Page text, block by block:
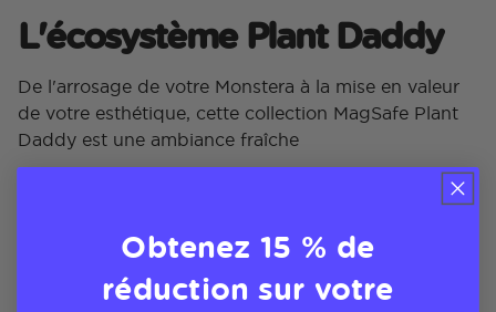
L'écosystème Plant Daddy
De l'arrosage de votre Monstera à la mise en valeur
de votre esthétique, cette collection MagSafe Plant
Daddy est une ambiance fraîche
Obtenez 15 % de
réduction sur votre